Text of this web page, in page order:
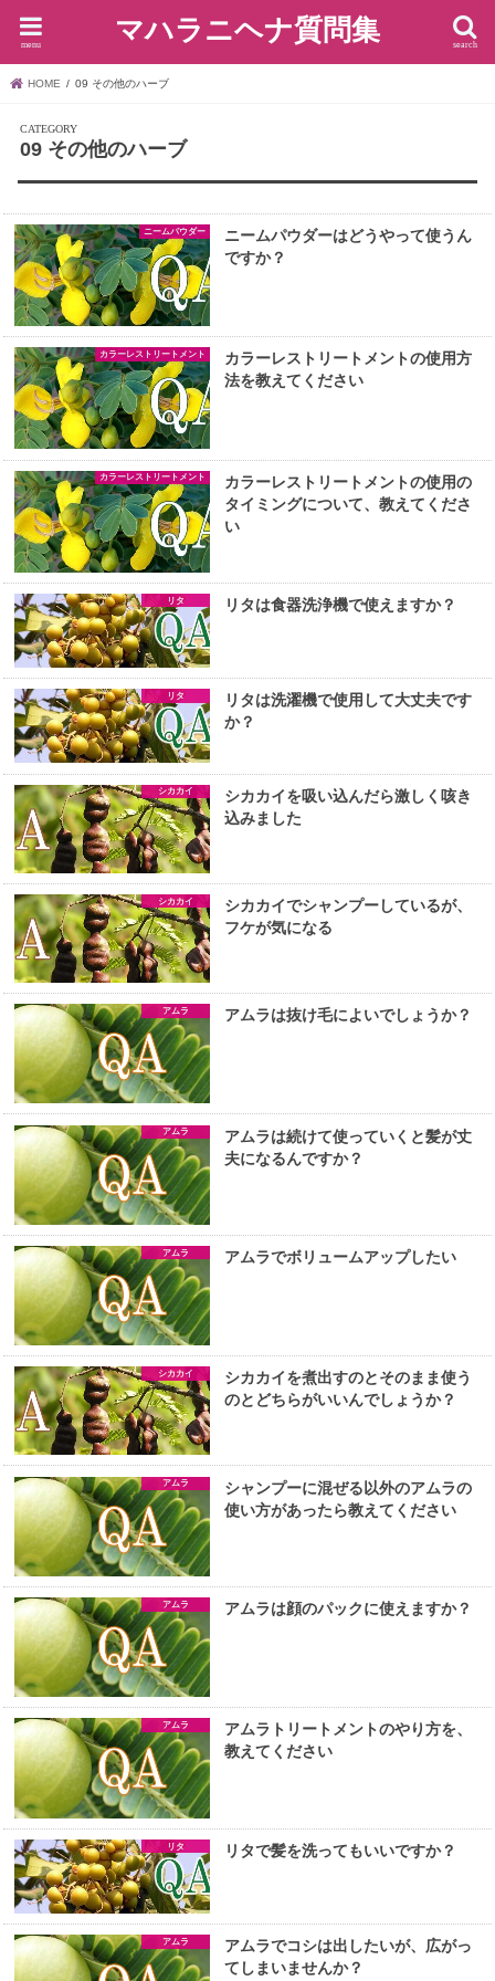
マハラニヘナ質問集 search
menu
HOME 09 その他のハーブ
09 その他のハーブ
ニームパウダー
ニームパウダーはどうやって使うん
ですか？
カラーレストリートメント
カラーレストリートメントの使用方
法を教えてください
カラーレストリートメント
カラーレストリートメントの使用の
タイミングについて、教えてくださ
い
リタ リタは食器洗浄機で使えますか？
リタ
リタは洗濯機で使用して大丈夫です
か？
シカカイ
シカカイを吸い込んだら激しく咳き
込みました
シカカイ
シカカイでシャンプーしているが、
フケが気になる
アムラ アムラは抜け毛によいでしょうか？
アムラ
アムラは続けて使っていくと髪が丈
夫になるんですか？
アムラ アムラでボリュームアップしたい
シカカイ
シカカイを煮出すのとそのまま使う
のとどちらがいいんでしょうか？
アムラ
シャンプーに混ぜる以外のアムラの
使い方があったら教えてください
アムラ アムラは顔のパックに使えますか？
アムラ
アムラトリートメントのやり方を、
教えてください
リタ リタで髪を洗ってもいいですか？
アムラ
アムラでコシは出したいが、広がっ
てしまいませんか？